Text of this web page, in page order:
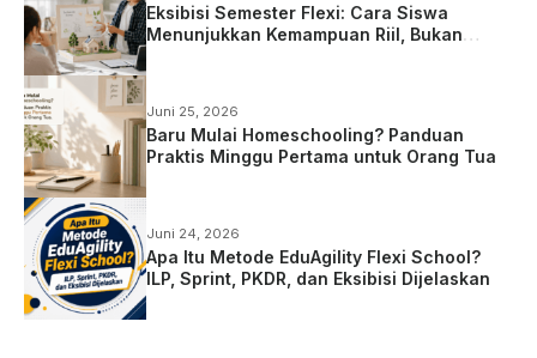
Eksibisi Semester Flexi: Cara Siswa
Menunjukkan Kemampuan Riil, Bukan
Juni 25, 2026
Baru Mulai Homeschooling? Panduan
Praktis Minggu Pertama untuk Orang Tua
Juni 24, 2026
Apa Itu Metode EduAgility Flexi School?
ILP, Sprint, PKDR, dan Eksibisi Dijelaskan